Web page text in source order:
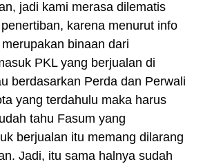
jadi kami merasa dilematis
karena menurut info
binaan dari
PKL yang berjualan di
berdasarkan Perda dan Perwali
yang terdahulu maka harus
tahu Fasum yang
berjualan itu memang dilarang
Jadi, itu sama halnya sudah